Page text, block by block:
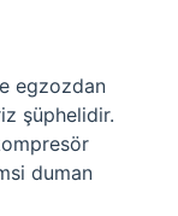
egzozdan
şüphelidir.
duman